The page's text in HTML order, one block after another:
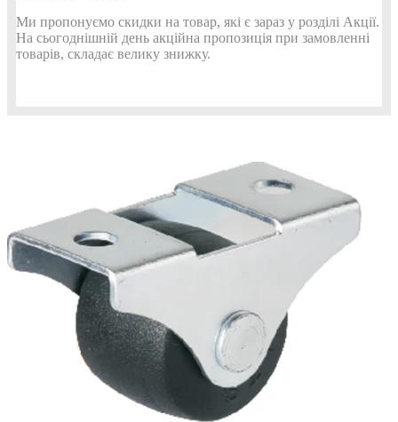
Ми пропонуємо скидки на товар, які є зараз у розділі Акції.
На сьогоднішній день акційна пропозиція при замовленні
товарів, складає велику знижку.